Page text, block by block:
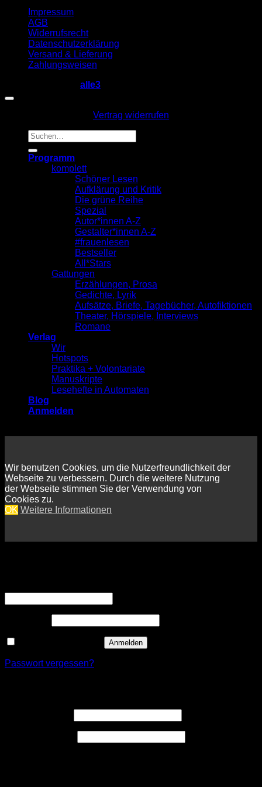
Impressum
AGB
Widerrufsrecht
Datenschutzerklärung
Versand & Lieferung
Zahlungsweisen
alle3
Vertrag widerrufen
Suche
nach:
Programm
komplett
Schöner Lesen
Aufklärung und Kritik
Die grüne Reihe
Spezial
Autor*innen A-Z
Gestalter*innen A-Z
#frauenlesen
Bestseller
All*Stars
Gattungen
Erzählungen, Prosa
Gedichte, Lyrik
Aufsätze, Briefe, Tagebücher, Autofiktionen
Theater, Hörspiele, Interviews
Romane
Verlag
Wir
Hotspots
Praktika + Volontariate
Manuskripte
Lesehefte in Automaten
Blog
Anmelden
Wir benutzen Cookies, um die Nutzerfreundlichkeit der
Webseite zu verbessern. Durch die weitere Nutzung
der Webseite stimmen Sie der Verwendung von
Cookies zu.
OK Weitere Informationen
Anmelden
Passwort vergessen?